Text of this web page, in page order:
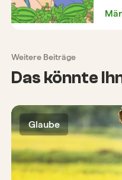
Weitere Beiträge
Das könnte
Glaube